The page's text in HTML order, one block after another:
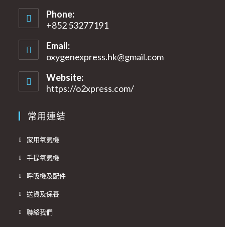
Phone:
+852 53277191
Email:
oxygenexpress.hk@gmail.comOpens
Website:
https://o2xpress.com/
常用連結
家用氧氣機
a
new
手提氧氣機
a
new
呼吸機及配件
送貨及保養
聯絡我們